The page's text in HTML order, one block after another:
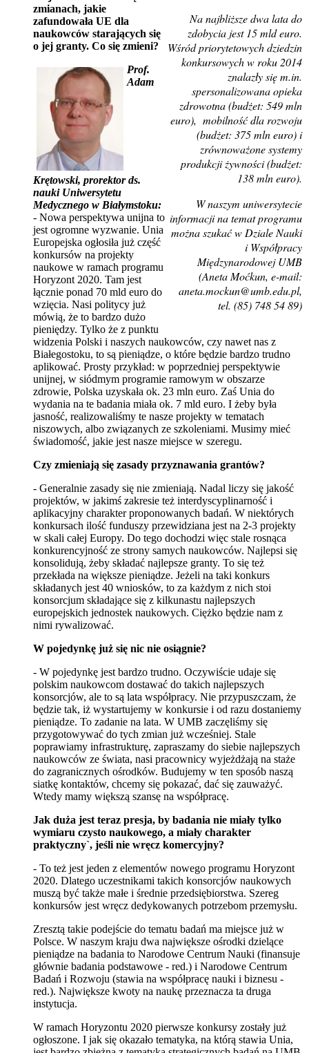
Na najbliższe dwa lata do
zdobycia jest 15 mld euro.
Wśród priorytetowych dziedzin
konkursowych w roku 2014
znalazły się m.in.
spersonalizowana opieka
zdrowotna (budżet: 549 mln
euro), mobilność dla rozwoju
(budżet: 375 mln euro) i
zrównoważone systemy
produkcji żywności (budżet:
138 mln euro).
W naszym uniwersytecie
informacji na temat programu
można szukać w Dziale Nauki
i Współpracy
Międzynarodowej UMB
(Aneta Moćkun, e-mail:
aneta.mockun@umb.edu.pl,
tel. (85) 748 54 89)
zmianach, jakie
zafundowała UE dla
naukowców starających się
o jej granty. Co się zmieni?
Prof.
Adam
Krętowski, prorektor ds.
nauki Uniwersytetu
Medycznego w Białymstoku:
- Nowa perspektywa unijna to
jest ogromne wyzwanie. Unia
Europejska ogłosiła już część
konkursów na projekty
naukowe w ramach programu
Horyzont 2020. Tam jest
łącznie ponad 70 mld euro do
wzięcia. Nasi politycy już
mówią, że to bardzo dużo
pieniędzy. Tylko że z punktu
widzenia Polski i naszych naukowców, czy nawet nas z
Białegostoku, to są pieniądze, o które będzie bardzo trudno
aplikować. Prosty przykład: w poprzedniej perspektywie
unijnej, w siódmym programie ramowym w obszarze
zdrowie, Polska uzyskała ok. 23 mln euro. Zaś Unia do
wydania na te badania miała ok. 7 mld euro. I żeby była
jasność, realizowaliśmy te nasze projekty w tematach
niszowych, albo związanych ze szkoleniami. Musimy mieć
świadomość, jakie jest nasze miejsce w szeregu.
Czy zmieniają się zasady przyznawania grantów?
- Generalnie zasady się nie zmieniają. Nadal liczy się jakość
projektów, w jakimś zakresie też interdyscyplinarność i
aplikacyjny charakter proponowanych badań. W niektórych
konkursach ilość funduszy przewidziana jest na 2-3 projekty
w skali całej Europy. Do tego dochodzi więc stale rosnąca
konkurencyjność ze strony samych naukowców. Najlepsi się
konsolidują, żeby składać najlepsze granty. To się też
przekłada na większe pieniądze. Jeżeli na taki konkurs
składanych jest 40 wniosków, to za każdym z nich stoi
konsorcjum składające się z kilkunastu najlepszych
europejskich jednostek naukowych. Ciężko będzie nam z
nimi rywalizować.
W pojedynkę już się nic nie osiągnie?
- W pojedynkę jest bardzo trudno. Oczywiście udaje się
polskim naukowcom dostawać do takich najlepszych
konsorcjów, ale to są lata współpracy. Nie przypuszczam, że
będzie tak, iż wystartujemy w konkursie i od razu dostaniemy
pieniądze. To zadanie na lata. W UMB zaczęliśmy się
przygotowywać do tych zmian już wcześniej. Stale
poprawiamy infrastrukturę, zapraszamy do siebie najlepszych
naukowców ze świata, nasi pracownicy wyjeżdżają na staże
do zagranicznych ośrodków. Budujemy w ten sposób naszą
siatkę kontaktów, chcemy się pokazać, dać się zauważyć.
Wtedy mamy większą szansę na współpracę.
Jak duża jest teraz presja, by badania nie miały tylko
wymiaru czysto naukowego, a miały charakter
praktyczny`, jeśli nie wręcz komercyjny?
- To też jest jeden z elementów nowego programu Horyzont
2020. Dlatego uczestnikami takich konsorcjów naukowych
muszą być także małe i średnie przedsiębiorstwa. Szereg
konkursów jest wręcz dedykowanych potrzebom przemysłu.
Zresztą takie podejście do tematu badań ma miejsce już w
Polsce. W naszym kraju dwa największe ośrodki dzielące
pieniądze na badania to Narodowe Centrum Nauki (finansuje
głównie badania podstawowe - red.) i Narodowe Centrum
Badań i Rozwoju (stawia na współpracę nauki i biznesu -
red.). Największe kwoty na naukę przeznacza ta druga
instytucja.
W ramach Horyzontu 2020 pierwsze konkursy zostały już
ogłoszone. I jak się okazało tematyka, na którą stawia Unia,